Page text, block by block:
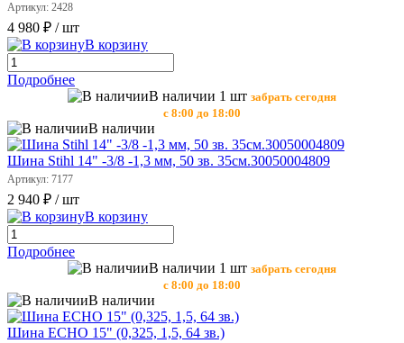
Артикул: 2428
4 980 ₽ / шт
В корзину
Подробнее
В наличии 1 шт забрать сегодня
с 8:00 до 18:00
В наличии
Шина Stihl 14" -3/8 -1,3 мм, 50 зв. 35см.30050004809
Артикул: 7177
2 940 ₽ / шт
В корзину
Подробнее
В наличии 1 шт забрать сегодня
с 8:00 до 18:00
В наличии
Шина ECHO 15" (0,325, 1,5, 64 зв.)